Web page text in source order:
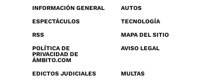
INFORMACIÓN GENERAL
AUTOS
ESPECTÁCULOS
TECNOLOGÍA
RSS
MAPA DEL SITIO
POLÍTICA DE
PRIVACIDAD DE
ÁMBITO.COM
AVISO LEGAL
EDICTOS JUDICIALES
MULTAS